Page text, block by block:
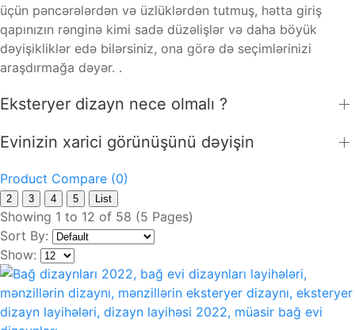
üçün pəncərələrdən və üzlüklərdən tutmuş, hətta giriş
qapınızın rənginə kimi sadə düzəlişlər və daha böyük
dəyişikliklər edə bilərsiniz, ona görə də seçimlərinizi
araşdırmağa dəyər. .
Eksteryer dizayn nece olmalı ?
Evinizin xarici görünüşünü dəyişin
Product Compare (0)
2 3 4 5 List
Showing 1 to 12 of 58 (5 Pages)
Sort By:
Show: